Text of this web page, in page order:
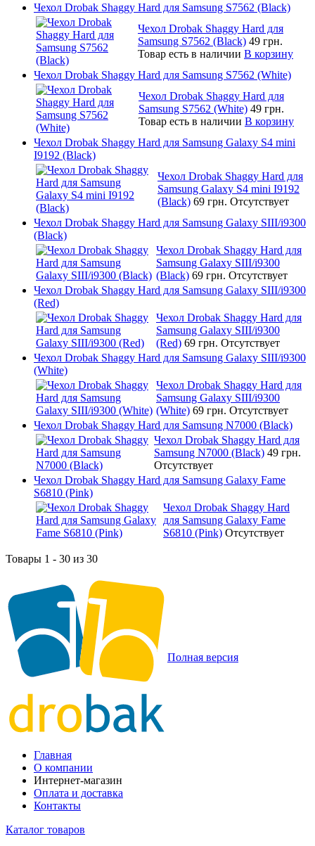
Чехол Drobak Shaggy Hard для Samsung S7562 (Black)
Чехол Drobak Shaggy Hard для
Samsung S7562 (Black) 49 грн.
Товар есть в наличии В корзину
Чехол Drobak Shaggy Hard для Samsung S7562 (White)
Чехол Drobak Shaggy Hard для
Samsung S7562 (White) 49 грн.
Товар есть в наличии В корзину
Чехол Drobak Shaggy Hard для Samsung Galaxy S4 mini
I9192 (Black)
Чехол Drobak Shaggy Hard для
Samsung Galaxy S4 mini I9192
(Black) 69 грн. Отсутствует
Чехол Drobak Shaggy Hard для Samsung Galaxy SIII/i9300
(Black)
Чехол Drobak Shaggy Hard для
Samsung Galaxy SIII/i9300
(Black) 69 грн. Отсутствует
Чехол Drobak Shaggy Hard для Samsung Galaxy SIII/i9300
(Red)
Чехол Drobak Shaggy Hard для
Samsung Galaxy SIII/i9300
(Red) 69 грн. Отсутствует
Чехол Drobak Shaggy Hard для Samsung Galaxy SIII/i9300
(White)
Чехол Drobak Shaggy Hard для
Samsung Galaxy SIII/i9300
(White) 69 грн. Отсутствует
Чехол Drobak Shaggy Hard для Samsung N7000 (Black)
Чехол Drobak Shaggy Hard для
Samsung N7000 (Black) 49 грн.
Отсутствует
Чехол Drobak Shaggy Hard для Samsung Galaxy Fame
S6810 (Pink)
Чехол Drobak Shaggy Hard
для Samsung Galaxy Fame
S6810 (Pink) Отсутствует
Товары 1 - 30 из 30
Полная версия
Главная
О компании
Интернет-магазин
Оплата и доставка
Контакты
Каталог товаров